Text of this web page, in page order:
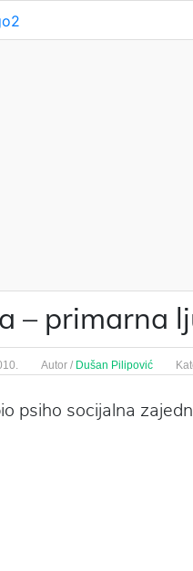
– primarna
Autor / Dušan Pilipović
psiho socijalna